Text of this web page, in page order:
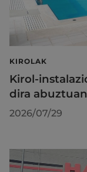
KIROLAK
Kirol-
dira
2026/07/29